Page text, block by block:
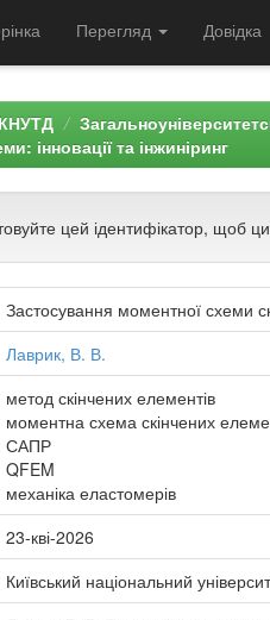
Перегляд Довідка
інновації та інжиніринг
цей ідентифікатор, щоб
Застосування моментної схеми
Лаврик, В. В.
метод скінчених елементів
моментна схема скінчених
САПР
QFEM
механіка еластомерів
23-кві-2026
Київський національний